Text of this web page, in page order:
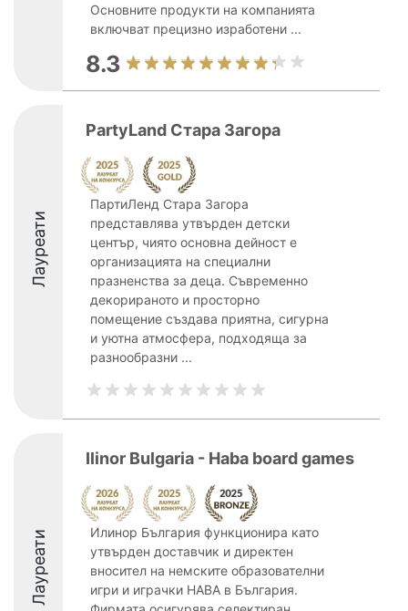
Основните продукти на компанията
включват прецизно изработени ...
8.3
Лауреати
PartyLand Стара Загора
ПартиЛенд Стара Загора
представлява утвърден детски
център, чиято основна дейност е
организацията на специални
празненства за деца. Съвременно
декорираното и просторно
помещение създава приятна, сигурна
и уютна атмосфера, подходяща за
разнообразни ...
Лауреати
Ilinor Bulgaria - Haba board games
Илинор България функционира като
утвърден доставчик и директен
вносител на немските образователни
игри и играчки HABA в България.